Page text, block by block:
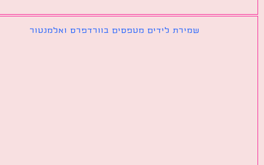
שמירת לידים מטפסים בוורדפרס ואלמנטור